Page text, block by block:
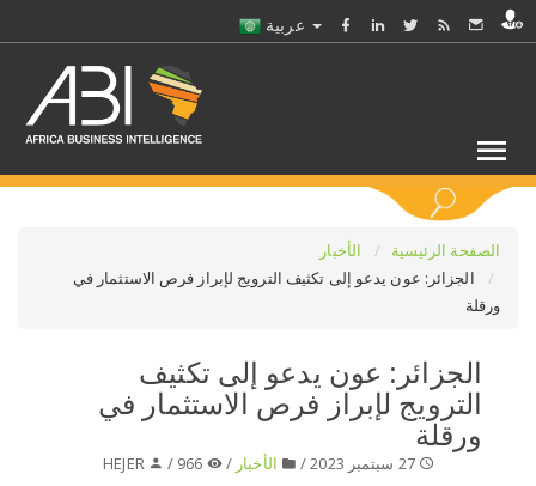
الصفحة الرئيسية
الأخبار
الجزائر: عون يدعو إلى تكثيف الترويج لإبراز فرص الاستثمار في
ورقلة
الجزائر: عون يدعو إلى تكثيف
الترويج لإبراز فرص الاستثمار في
ورقلة
27 سبتمبر 2023 / الأخبار /
HEJER